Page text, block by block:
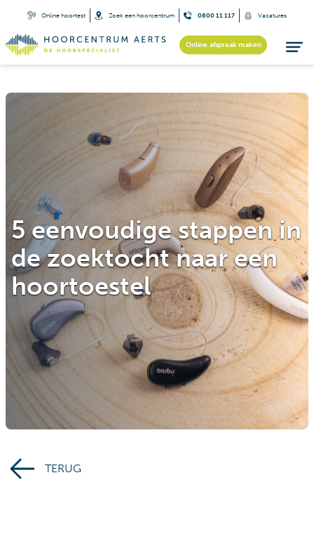
Online hoortest Zoek een hoorcentrum 0800 11 117 Vacatures
Online afspraak maken
5 eenvoudige stappen in
de zoektocht naar een
hoortoestel
TERUG